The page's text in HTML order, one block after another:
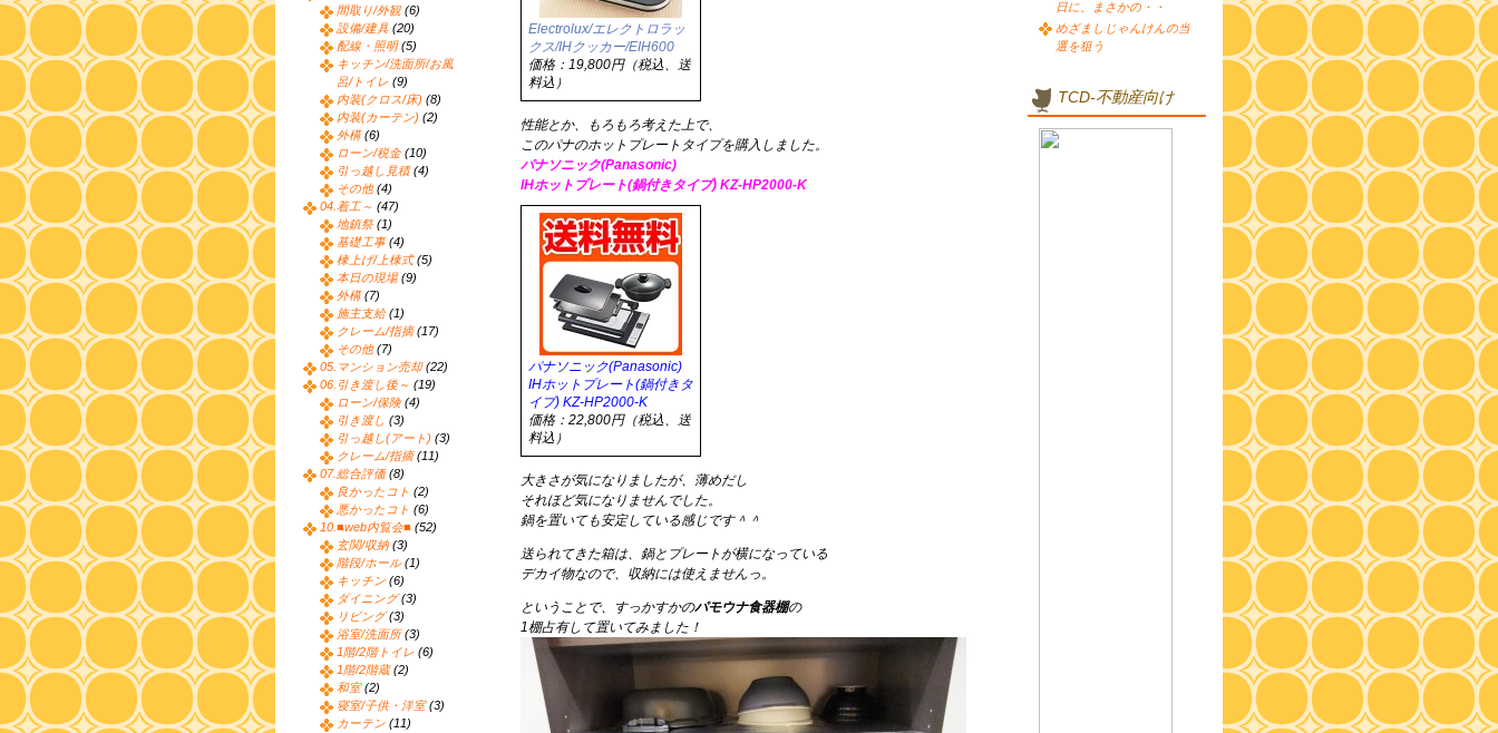
Electrolux/エレクトロラッ
クス/IHクッカー/EIH600
価格：19,800円（税込、送
料込）
性能とか、もろもろ考えた上で、
このパナのホットプレートタイプを購入しました。
パナソニック(Panasonic)
IHホットプレート(鍋付きタイプ) KZ-HP2000-K
パナソニック(Panasonic)
IHホットプレート(鍋付きタ
イプ) KZ-HP2000-K
価格：22,800円（税込、送
料込）
大きさが気になりましたが、薄めだし
それほど気になりませんでした。
鍋を置いても安定している感じです＾＾
送られてきた箱は、鍋とプレートが横になっている
デカイ物なので、収納には使えませんっ。
ということで、すっかすかのパモウナ食器棚の
1棚占有して置いてみました！
間取り/外観 (6)
設備/建具 (20)
配線・照明(5)
キッチン/洗面所/お風
呂/トイレ (9)
内装(クロス/床) (8)
内装(カーテン) (2)
外構(6)
ローン/税金(10)
引っ越し見積(4)
その他 (4)
04.着工～ (47)
地鎮祭 (1)
基礎工事(4)
棟上げ/上棟式(5)
本日の現場(9)
外構(7)
施主支給(1)
クレーム/指摘(17)
その他 (7)
05.マンション売却(22)
06.引き渡し後～ (19)
ローン/保険(4)
引き渡し (3)
引っ越し(アート) (3)
クレーム/指摘(11)
07.総合評価(8)
良かったコト (2)
悪かったコト (6)
10.■web内覧会■ (52)
玄関/収納(3)
階段/ホール(1)
キッチン (6)
ダイニング(3)
リビング(3)
浴室/洗面所(3)
1階/2階トイレ (6)
1階/2階蔵(2)
和室(2)
寝室/子供・洋室(3)
カーテン (11)
日に、まさかの・・
めざましじゃんけんの当
選を狙う
TCD-不動産向け